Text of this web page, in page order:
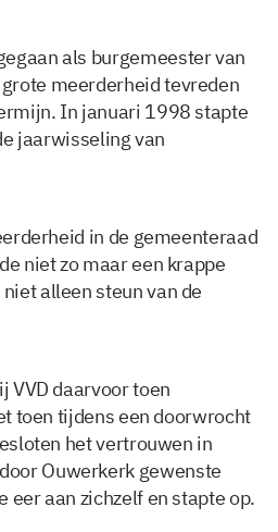
als burgemeester van
meerderheid tevreden
In januari 1998 stapte
jaarwisseling van
in de gemeenteraad
niet zo maar een krappe
alleen steun van de
VVD daarvoor toen
toen tijdens een doorwrocht
het vertrouwen in
Ouwerkerk gewenste
aan zichzelf en stapte op.